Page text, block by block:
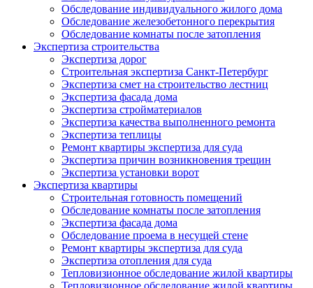
Обследование индивидуального жилого дома
Обследование железобетонного перекрытия
Обследование комнаты после затопления
Экспертиза строительства
Экспертиза дорог
Строительная экспертиза Санкт-Петербург
Экспертиза смет на строительство лестниц
Экспертиза фасада дома
Экспертиза стройматериалов
Экспертиза качества выполненного ремонта
Экспертиза теплицы
Ремонт квартиры экспертиза для суда
Экспертиза причин возникновения трещин
Экспертиза установки ворот
Экспертиза квартиры
Строительная готовность помещений
Обследование комнаты после затопления
Экспертиза фасада дома
Обследование проема в несущей стене
Ремонт квартиры экспертиза для суда
Экспертиза отопления для суда
Тепловизионное обследование жилой квартиры
Тепловизионное обследование жилой квартиры